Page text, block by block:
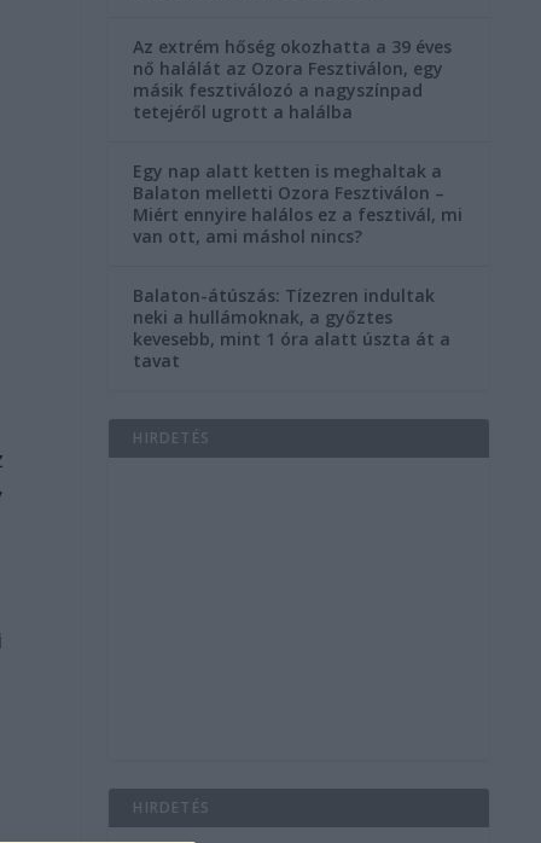
Az extrém hőség okozhatta a 39 éves
nő halálát az Ozora Fesztiválon, egy
másik fesztiválozó a nagyszínpad
tetejéről ugrott a halálba
Egy nap alatt ketten is meghaltak a
Balaton melletti Ozora Fesztiválon –
Miért ennyire halálos ez a fesztivál, mi
van ott, ami máshol nincs?
Balaton-átúszás: Tízezren indultak
neki a hullámoknak, a győztes
kevesebb, mint 1 óra alatt úszta át a
tavat
HIRDETÉS
HIRDETÉS